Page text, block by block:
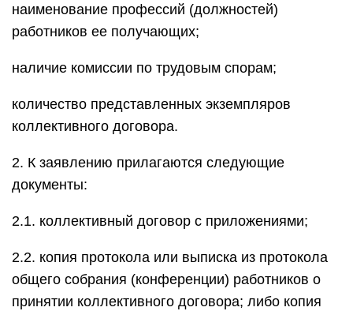
наименование профессий (должностей)
работников ее получающих;
наличие комиссии по трудовым спорам;
количество представленных экземпляров
коллективного договора.
2. К заявлению прилагаются следующие
документы:
2.1. коллективный договор с приложениями;
2.2. копия протокола или выписка из протокола
общего собрания (конференции) работников о
принятии коллективного договора; либо копия